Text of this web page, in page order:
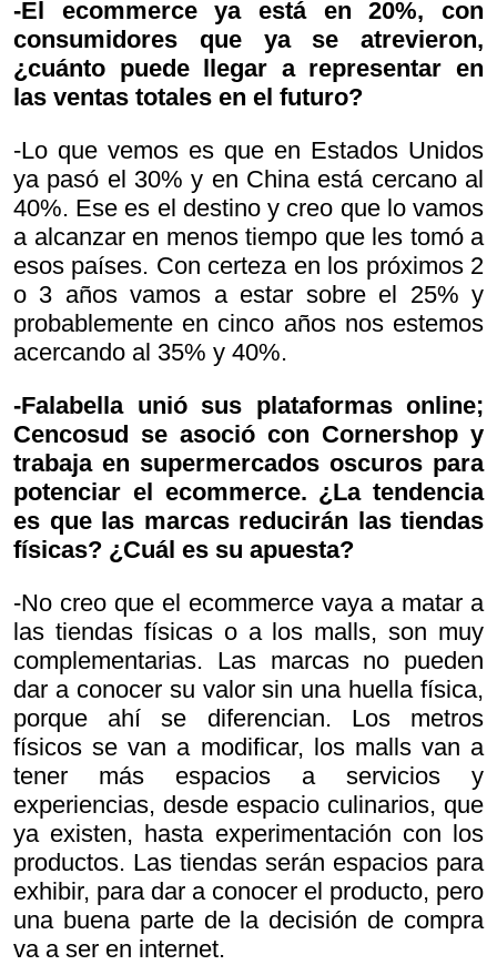
-El ecommerce ya está en 20%, con
consumidores que ya se atrevieron,
¿cuánto puede llegar a representar en
las ventas totales en el futuro?
-Lo que vemos es que en Estados Unidos
ya pasó el 30% y en China está cercano al
40%. Ese es el destino y creo que lo vamos
a alcanzar en menos tiempo que les tomó a
esos países. Con certeza en los próximos 2
o 3 años vamos a estar sobre el 25% y
probablemente en cinco años nos estemos
acercando al 35% y 40%.
-Falabella unió sus plataformas online;
Cencosud se asoció con Cornershop y
trabaja en supermercados oscuros para
potenciar el ecommerce. ¿La tendencia
es que las marcas reducirán las tiendas
físicas? ¿Cuál es su apuesta?
-No creo que el ecommerce vaya a matar a
las tiendas físicas o a los malls, son muy
complementarias. Las marcas no pueden
dar a conocer su valor sin una huella física,
porque ahí se diferencian. Los metros
físicos se van a modificar, los malls van a
tener más espacios a servicios y
experiencias, desde espacio culinarios, que
ya existen, hasta experimentación con los
productos. Las tiendas serán espacios para
exhibir, para dar a conocer el producto, pero
una buena parte de la decisión de compra
va a ser en internet.